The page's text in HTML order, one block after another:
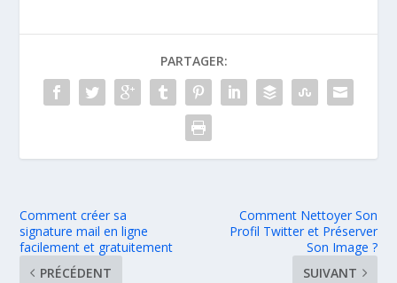
PARTAGER:
Comment créer sa
signature mail en ligne
facilement et gratuitement
PRÉCÉDENT
Comment Nettoyer Son
Profil Twitter et Préserver
Son Image ?
SUIVANT